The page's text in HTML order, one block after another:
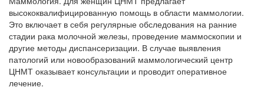
высококвалифицированную помощь в области маммологии.
Это включает в себя регулярные обследования на ранние
стадии рака молочной железы, проведение маммоскопии и
другие методы диспансеризации. В случае выявления
патологий или новообразований маммологический центр
ЦНМТ оказывает консультации и проводит оперативное
лечение.